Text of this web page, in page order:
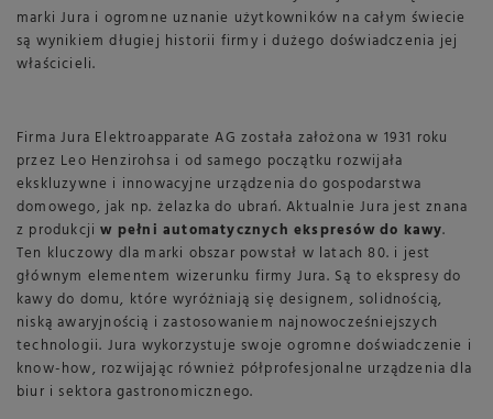
marki Jura i ogromne uznanie użytkowników na całym świecie
są wynikiem długiej historii firmy i dużego doświadczenia jej
właścicieli.
Firma Jura Elektroapparate AG została założona w 1931 roku
przez Leo Henzirohsa i od samego początku rozwijała
ekskluzywne i innowacyjne urządzenia do gospodarstwa
domowego, jak np. żelazka do ubrań. Aktualnie Jura jest znana
z produkcjiw pełni automatycznych ekspresów do kawy.
Ten kluczowy dla marki obszar powstał w latach 80. i jest
głównym elementem wizerunku firmy Jura. Są to ekspresy do
kawy do domu, które wyróżniają się designem, solidnością,
niską awaryjnością i zastosowaniem najnowocześniejszych
technologii. Jura wykorzystuje swoje ogromne doświadczenie i
know-how, rozwijając również półprofesjonalne urządzenia dla
biur i sektora gastronomicznego.